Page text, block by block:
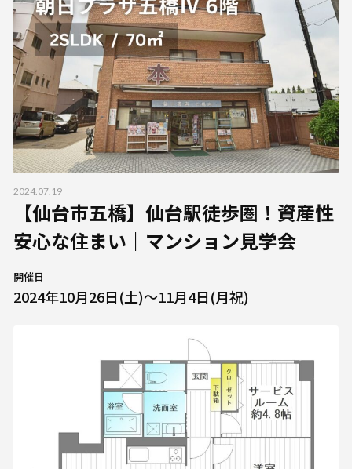
2024.07.19
【仙台市五橋】仙台駅徒歩圏！資産性
安心な住まい｜マンション見学会
開催日
2024年10月26日(土)～11月4日(月祝)